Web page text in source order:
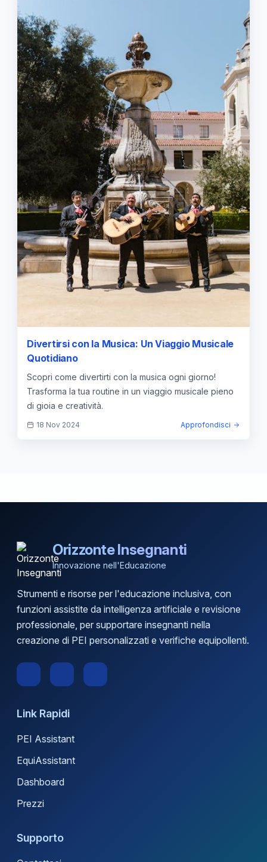
Divertirsi con la Musica: Un Viaggio Musicale
Quotidiano
Scopri come divertirti con la musica ogni giorno!
Trasforma la tua routine in un viaggio musicale pieno
di gioia e creatività.
18 Nov 2024 Approfondisci
Orizzonte Insegnanti
Innovazione nell'Educazione
Strumenti e risorse per l'educazione inclusiva, con
funzioni assistite da intelligenza artificiale e revisione
professionale, per supportare insegnanti nella
creazione di PEI personalizzati e verifiche equipollenti.
Link Rapidi
PEI Assistant
EquiAssistant
Dashboard
Prezzi
Supporto